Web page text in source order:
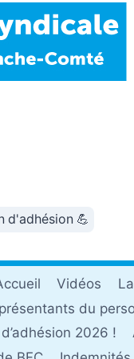
d'adhésion 💪
Vidéos
du
2026 !